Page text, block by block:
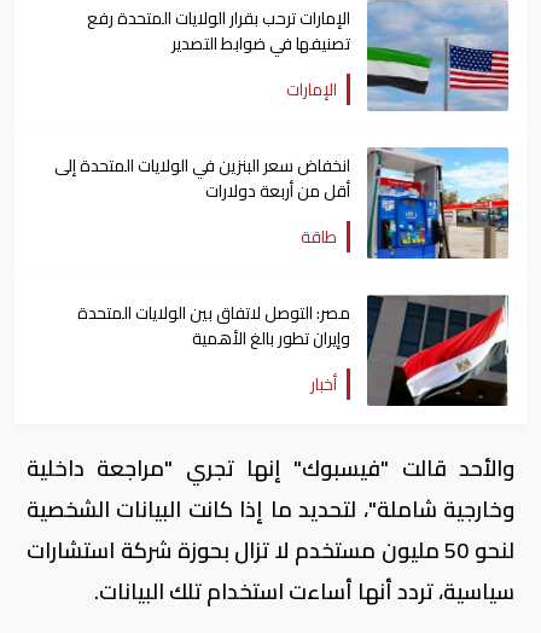
الإمارات ترحب بقرار الولايات المتحدة رفع
تصنيفها في ضوابط التصدير
الإمارات
انخفاض سعر البنزين في الولايات المتحدة إلى
أقل من أربعة دولارات
طاقة
مصر: التوصل لاتفاق بين الولايات المتحدة
وإيران تطور بالغ الأهمية
أخبار
والأحد قالت "فيسبوك" إنها تجري "مراجعة داخلية
وخارجية شاملة"، لتحديد ما إذا كانت البيانات الشخصية
لنحو 50 مليون مستخدم لا تزال بحوزة شركة استشارات
سياسية، تردد أنها أساءت استخدام تلك البيانات.